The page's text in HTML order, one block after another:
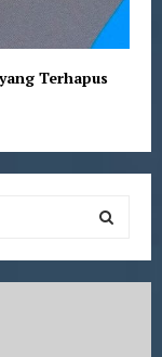
Terhapus
S